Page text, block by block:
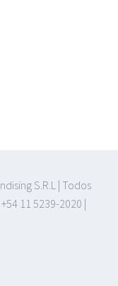
S.R.L | Todos
11 5239-2020 |